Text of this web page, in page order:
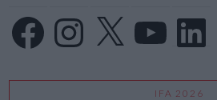
FacebookInstagram
X LinkedIn
IFA 2026